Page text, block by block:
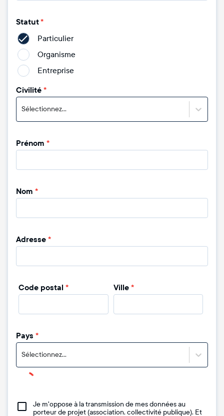
Statut*
Particulier
Organisme
Entreprise
Civilité*
Sélectionnez...
Prénom *
Nom *
Adresse*
Code postal * Ville *
Pays *
Sélectionnez...
Je m'oppose à la transmission de mes données au
porteur de projet (association, collectivité publique). Et